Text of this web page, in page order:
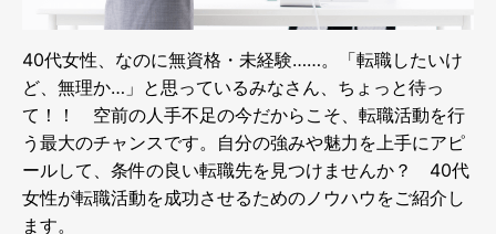
40代女性、なのに無資格・未経験……。「転職したいけ
ど、無理か…」と思っているみなさん、ちょっと待っ
て！！ 空前の人手不足の今だからこそ、転職活動を行
う最大のチャンスです。自分の強みや魅力を上手にアピ
ールして、条件の良い転職先を見つけませんか？ 40代
女性が転職活動を成功させるためのノウハウをご紹介し
ます。